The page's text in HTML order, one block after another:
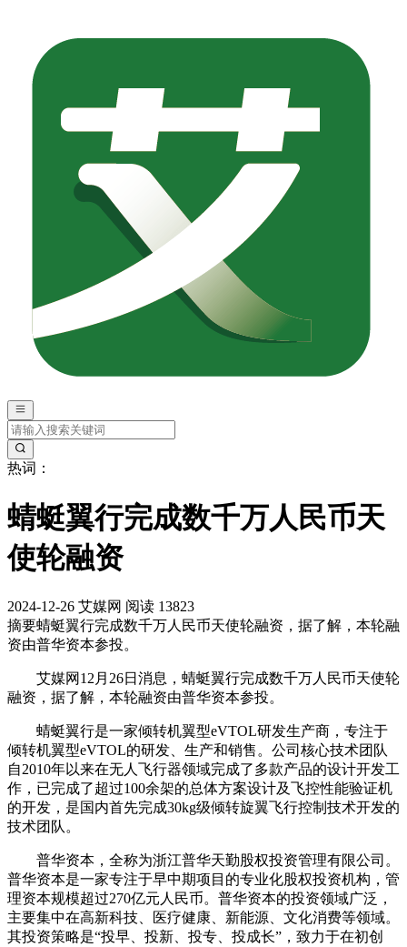
热词：
蜻蜓翼行完成数千万人民币天
使轮融资
2024-12-26 艾媒网 阅读 13823
摘要蜻蜓翼行完成数千万人民币天使轮融资，据了解，本轮融
资由普华资本参投。
艾媒网12月26日消息，蜻蜓翼行完成数千万人民币天使轮
融资，据了解，本轮融资由普华资本参投。
蜻蜓翼行是一家倾转机翼型eVTOL研发生产商，专注于
倾转机翼型eVTOL的研发、生产和销售。公司核心技术团队
自2010年以来在无人飞行器领域完成了多款产品的设计开发工
作，已完成了超过100余架的总体方案设计及飞控性能验证机
的开发，是国内首先完成30kg级倾转旋翼飞行控制技术开发的
技术团队。
‌普华资本‌，全称为‌浙江普华天勤股权投资管理有限公司‌。
普华资本是一家专注于早中期项目的专业化股权投资机构，管
理资本规模超过270亿元人民币‌。普华资本的投资领域广泛，
主要集中在高新科技、医疗健康、新能源、文化消费等领域。
其投资策略是“投早、投新、投专、投成长”，致力于在初创